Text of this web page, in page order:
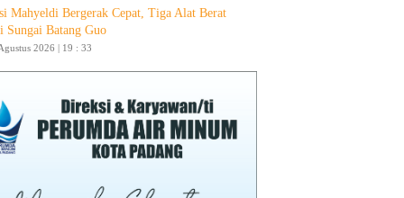
Mahyeldi Bergerak Cepat, Tiga Alat Berat
Sungai Batang Guo
2026 | 19 : 33